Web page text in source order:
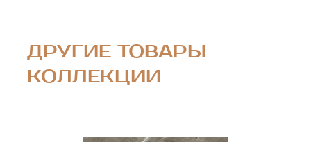
ДРУГИЕ ТОВАРЫ
КОЛЛЕКЦИИ